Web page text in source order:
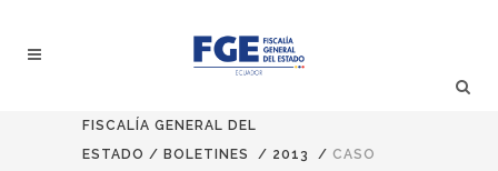
FISCALÍA GENERAL DEL
ESTADO / BOLETINES / 2013 / CASO